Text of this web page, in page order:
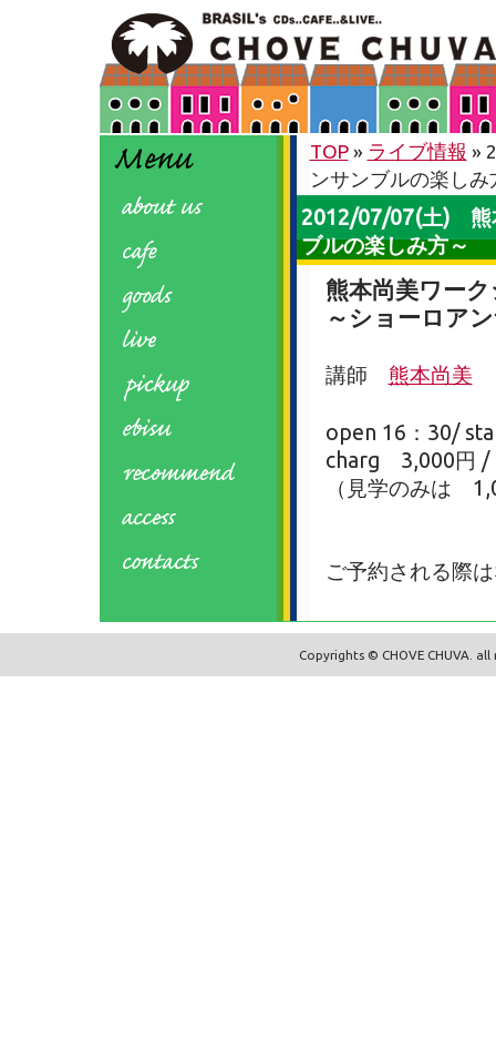
TOP» ライブ情報 »
ンサンブルの楽しみ
2012/07/07(土) 熊
ブルの楽しみ方～
熊本尚美ワー
～ショーロア
講師 熊本尚美
open 16：30/
charg 3,000円 /
（見学のみは
ご予約される際
Copyrights © CHOVE CHUVA.